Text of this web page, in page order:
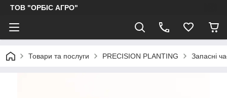
ТОВ "ОРБІС АГРО"
Товари та послуги PRECISION PLANTING Запасні